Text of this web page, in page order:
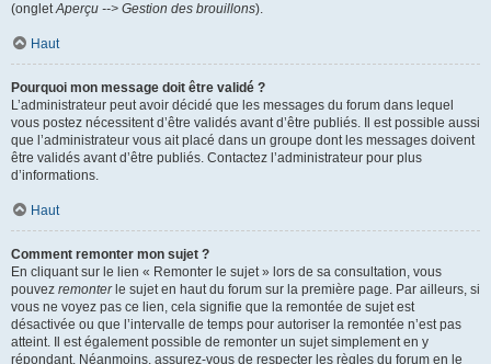
(ongletAperçu --> Gestion des brouillons).
Haut
Pourquoi mon message doit être validé ?
L’administrateur peut avoir décidé que les messages du forum dans lequel
vous postez nécessitent d’être validés avant d’être publiés. Il est possible aussi
que l’administrateur vous ait placé dans un groupe dont les messages doivent
être validés avant d’être publiés. Contactez l’administrateur pour plus
d’informations.
Haut
Comment remonter mon sujet ?
En cliquant sur le lien « Remonter le sujet » lors de sa consultation, vous
pouvez remonterle sujet en haut du forum sur la première page. Par ailleurs, si
vous ne voyez pas ce lien, cela signifie que la remontée de sujet est
désactivée ou que l’intervalle de temps pour autoriser la remontée n’est pas
atteint. Il est également possible de remonter un sujet simplement en y
répondant. Néanmoins, assurez-vous de respecter les règles du forum en le